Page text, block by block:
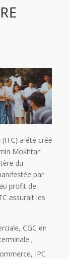
(ITC) a été créé
Mokhtar
du
par
profit de
assurait les
CGC en
;
IPC